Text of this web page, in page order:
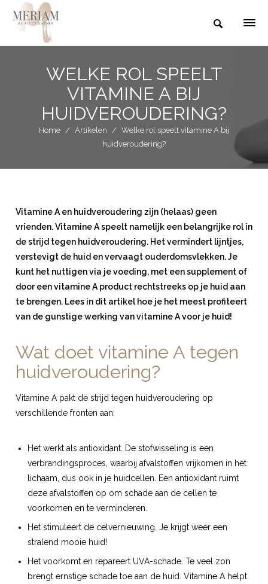
WELKE ROL SPEELT
VITAMINE A BIJ
HUIDVEROUDERING?
Home / Artikelen / Welke rol speelt vitamine A bij
huidveroudering?
Vitamine A en huidveroudering zijn (helaas) geen
vrienden. Vitamine A speelt namelijk een belangrijke rol in
de strijd tegen huidveroudering. Het vermindert lijntjes,
verstevigt de huid en vervaagt ouderdomsvlekken. Je
kunt het nuttigen via je voeding, met een supplement of
door een vitamine A product rechtstreeks op je huid aan
te brengen. Lees in dit artikel hoe je het meest profiteert
van de gunstige werking van vitamine A voor je huid!
Wat doet vitamine A tegen
huidveroudering?
Vitamine A pakt de strijd tegen huidveroudering op
verschillende fronten aan:
Het werkt als antioxidant. De stofwisseling is een
verbrandingsproces, waarbij afvalstoffen vrijkomen in het
lichaam, dus ook in je huidcellen. Een antioxidant ruimt
deze afvalstoffen op om schade aan de cellen te
voorkomen en te verminderen.
Het stimuleert de celvernieuwing. Je krijgt weer een
stralend mooie huid!
Het voorkomt en repareert UVA-schade. Te veel zon
brengt ernstige schade toe aan de huid. Vitamine A helpt